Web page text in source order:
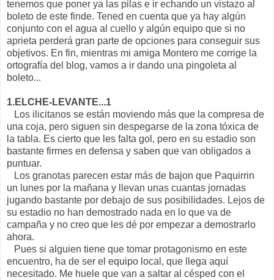
tenemos que poner ya las pilas e ir echando un vistazo al
boleto de este finde. Tened en cuenta que ya hay algún
conjunto con el agua al cuello y algún equipo que si no
aprieta perderá gran parte de opciones para conseguir sus
objetivos. En fin, mientras mi amiga Montero me corrige la
ortografía del blog, vamos a ir dando una pingoleta al
boleto...
1.ELCHE-LEVANTE...1
Los ilicitanos se están moviendo más que la compresa de
una coja, pero siguen sin despegarse de la zona tóxica de
la tabla. Es cierto que les falta gol, pero en su estadio son
bastante firmes en defensa y saben que van obligados a
puntuar.
Los granotas parecen estar más de bajon que Paquirrin
un lunes por la mañana y llevan unas cuantas jornadas
jugando bastante por debajo de sus posibilidades. Lejos de
su estadio no han demostrado nada en lo que va de
campaña y no creo que les dé por empezar a demostrarlo
ahora.
Pues si alguien tiene que tomar protagonismo en este
encuentro, ha de ser el equipo local, que llega aquí
necesitado. Me huele que van a saltar al césped con el